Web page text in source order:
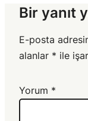
Bir yanıt
E-posta
alanlar * ile
Yorum *